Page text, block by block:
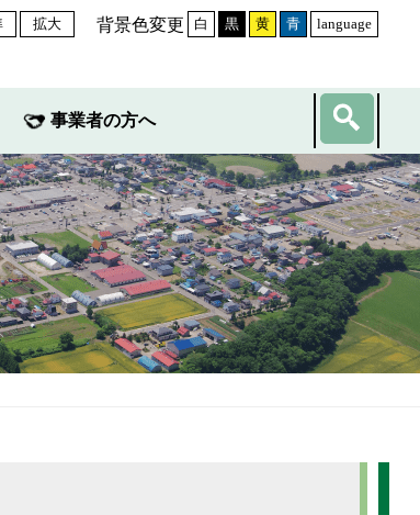
拡大 背景色変更 白 黒 黄 青 language
事業者の方へ